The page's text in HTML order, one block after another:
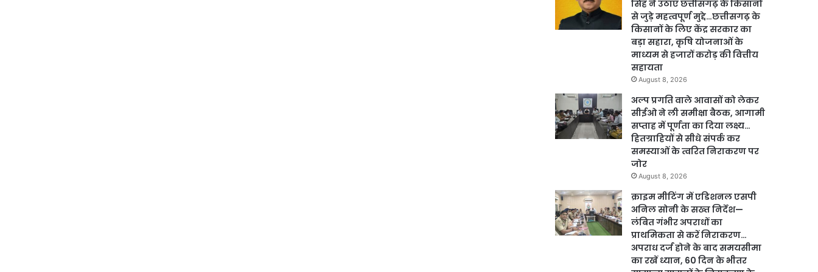
सिंह ने उठाए छत्तीसगढ़ के किसानों
से जुड़े महत्वपूर्ण मुद्दे…छत्तीसगढ़ के
किसानों के लिए केंद्र सरकार का
बड़ा सहारा, कृषि योजनाओं के
माध्यम से हजारों करोड़ की वित्तीय
सहायता
August 8, 2026
अल्प प्रगति वाले आवासों को लेकर
सीईओ ने ली समीक्षा बैठक, आगामी
सप्ताह में पूर्णता का दिया लक्ष्य…
हितग्राहियों से सीधे संपर्क कर
समस्याओं के त्वरित निराकरण पर
जोर
August 8, 2026
क्राइम मीटिंग में एडिशनल एसपी
अनिल सोनी के सख्त निर्देश—
लंबित गंभीर अपराधों का
प्राथमिकता से करें निराकरण…
अपराध दर्ज होने के बाद समयसीमा
का रखें ध्यान, 60 दिन के भीतर